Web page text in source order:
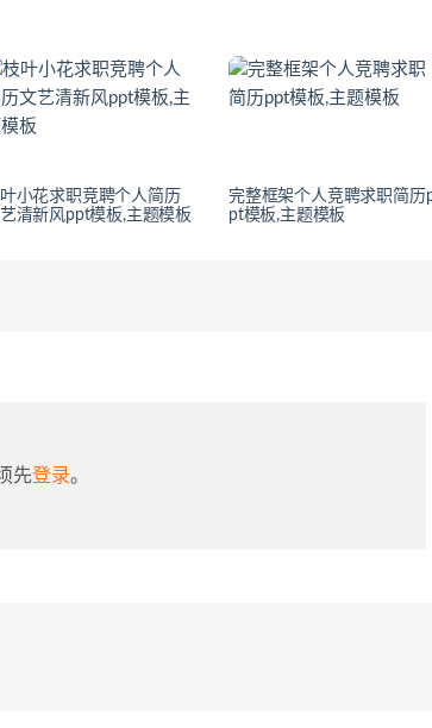
小花求职竞聘个人简历
清新风ppt模板,主题模板
完整框架个人竞聘求职简历
pt模板,主题模板
先登录。